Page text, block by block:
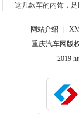
这几款车的内饰，足
网站介绍 |
重庆汽车网版
2019